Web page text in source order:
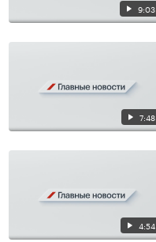
9:03
7:48
4:54